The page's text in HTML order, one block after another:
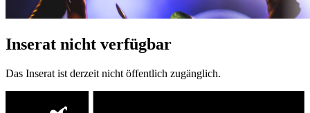
Inserat nicht verfügbar
Das Inserat ist derzeit nicht öffentlich zugänglich.